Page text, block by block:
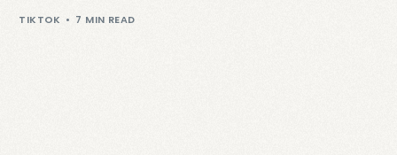
TIKTOK 7 MIN READ